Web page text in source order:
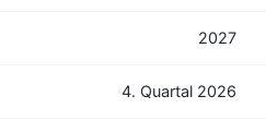
2027
4. Quartal 2026